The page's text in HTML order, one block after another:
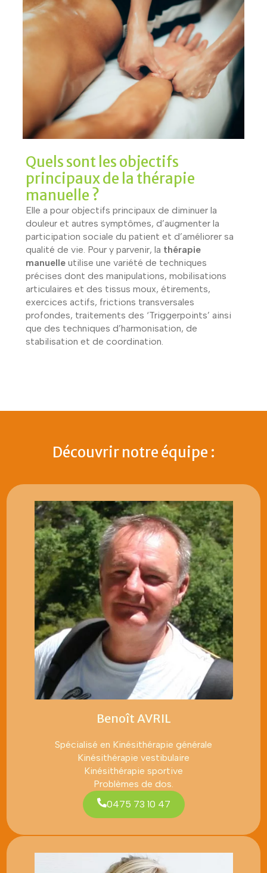
Quels sont les objectifs
principaux de la thérapie
manuelle ?
Elle a pour objectifs principaux de diminuer la
douleur et autres symptômes, d’augmenter la
participation sociale du patient et d’améliorer sa
qualité de vie. Pour y parvenir, la thérapie
manuelle utilise une variété de techniques
précises dont des manipulations, mobilisations
articulaires et des tissus moux, étirements,
exercices actifs, frictions transversales
profondes, traitements des ‘Triggerpoints’ ainsi
que des techniques d’harmonisation, de
stabilisation et de coordination.
Découvrir notre équipe :
Benoît AVRIL
Spécialisé en Kinésithérapie générale
Kinésithérapie vestibulaire
Kinésithérapie sportive
Problèmes de dos.
0475 73 10 47